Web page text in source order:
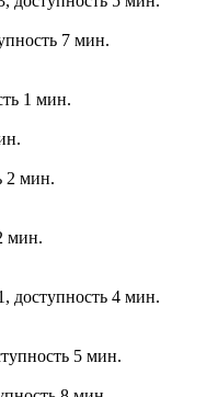
7 мин.
1 мин.
2 мин.
мин.
доступность 4 мин.
5 мин.